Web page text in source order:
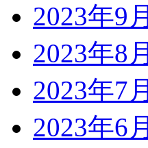
2023年9月
2023年8月
2023年7月
2023年6月